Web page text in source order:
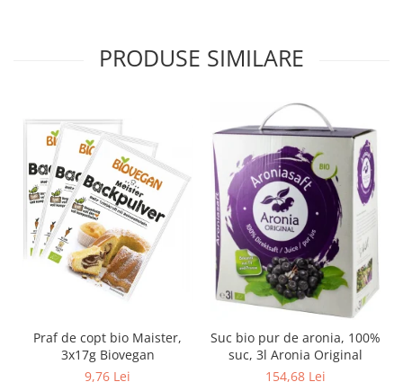
PRODUSE SIMILARE
Praf de copt bio Maister,
3x17g Biovegan
9,76 Lei
Suc bio pur de aronia, 100%
suc, 3l Aronia Original
154,68 Lei